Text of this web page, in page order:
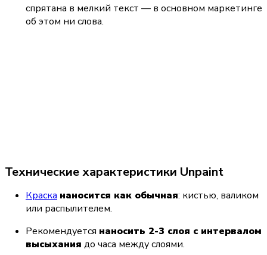
спрятана в мелкий текст — в основном маркетинге
об этом ни слова.
Технические характеристики Unpaint
Краска наносится как обычная: кистью, валиком
или распылителем.
Рекомендуется наносить 2-3 слоя с интервалом
высыхания до часа между слоями.